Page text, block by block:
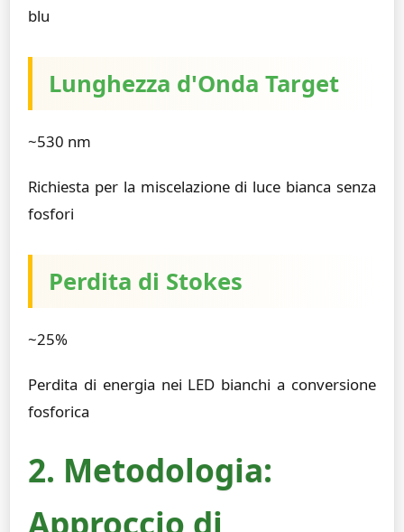
blu
Lunghezza d'Onda Target
~530 nm
Richiesta per la miscelazione di luce bianca senza
fosfori
Perdita di Stokes
~25%
Perdita di energia nei LED bianchi a conversione
fosforica
2. Metodologia:
Approccio di